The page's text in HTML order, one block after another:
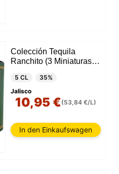
Colección Tequila
Ranchito (3 Miniaturas +
5 CL
35%
Jalisco
10,95 €(53,84 €/L)
In den Einkaufswagen